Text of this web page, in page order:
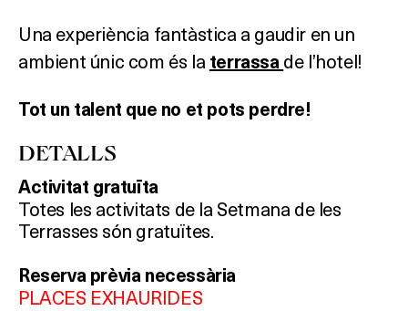
Una experiència fantàstica a gaudir en un
ambient únic com és la terrassa de l’hotel!
Tot un talent que no et pots perdre!
DETALLS
Activitat gratuïta
Totes les activitats de la Setmana de les
Terrasses són gratuïtes.
Reserva prèvia necessària
PLACES EXHAURIDES